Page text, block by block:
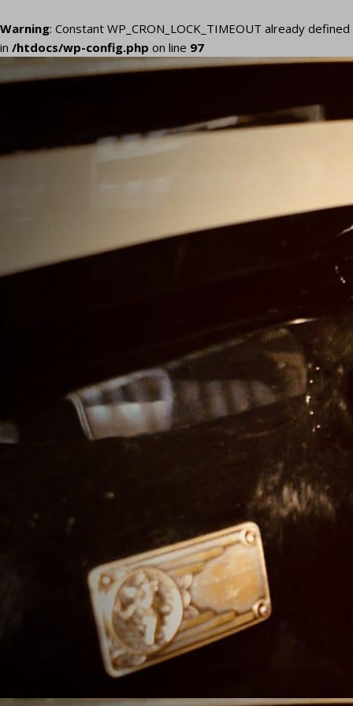
Warning: Constant WP_CRON_LOCK_TIMEOUT already defined
in /htdocs/wp-config.php on line 97